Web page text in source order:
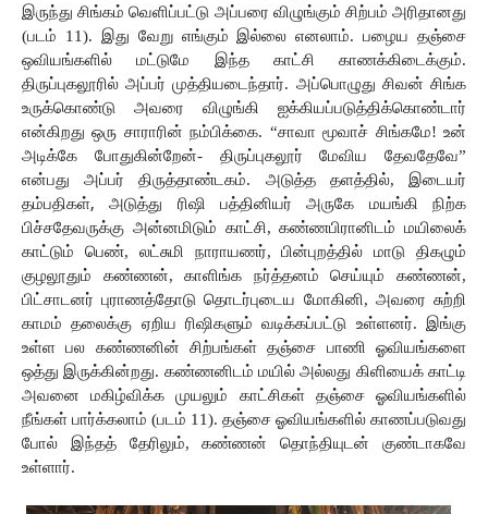
இருந்து சிங்கம் வெளிப்பட்டு அப்பரை விழுங்கும் சிற்பம் அரிதானது
(படம் 11). இது வேறு எங்கும் இல்லை எனலாம். பழைய தஞ்சை
ஒவியங்களில் மட்டுமே இந்த காட்சி காணக்கிடைக்கும்.
திருப்புகலூரில் அப்பர் முத்தியடைந்தார். அப்பொழுது சிவன் சிங்க
உருக்கொண்டு அவரை விழுங்கி ஐக்கியப்படுத்திக்கொண்டார்
என்கிறது ஒரு சாராரின் நம்பிக்கை. “சாவா மூவாச் சிங்கமே! உன்
அடிக்கே போதுகின்றேன்- திருப்புகலூர் மேவிய தேவதேவே”
என்பது அப்பர் திருத்தாண்டகம். அடுத்த தளத்தில், இடையர்
தம்பதிகள், அடுத்து ரிஷி பத்தினியர்
அருகே மயங்கி நிற்க
பிச்சதேவருக்கு அன்னமிடும் காட்சி, கண்ணபிரானிடம் மயிலைக்
காட்டும்
பெண், லட்சுமி நாராயணர், பின்புறத்தில் மாடு
திகழும்
குழலூதும்
கண்ணன், காளிங்க நர்த்தனம் செய்யும்
கண்ணன்,
பிட்சாடனர் புராணத்தோடு தொடர்புடைய மோகினி, அவரை சுற்றி
காமம் தலைக்கு ஏறிய ரிஷிகளும் வடிக்கப்பட்டு உள்ளனர்.
இங்கு
உள்ள பல கண்ணனின் சிற்பங்கள் தஞ்சை பாணி ஓவியங்களை
ஒத்து இருக்கின்றது. கண்ணனிடம் மயில் அல்லது கிளியைக் காட்டி
அவனை மகிழ்விக்க முயலும் காட்சிகள் தஞ்சை ஓவியங்களில்
நீங்கள் பார்க்கலாம் (படம் 11). தஞ்சை ஓவியங்களில் காணப்படுவது
போல் இந்தத் தேரிலும், கண்ணன் தொந்தியுடன் குண்டாகவே
உள்ளார்.